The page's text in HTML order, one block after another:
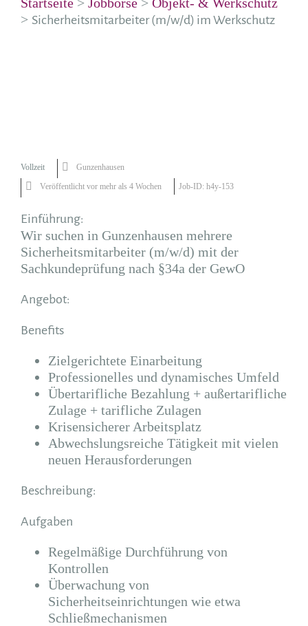
> Sicherheitsmitarbeiter (m/w/d) im Werkschutz
Vollzeit
Gunzenhausen
Veröffentlicht vor mehr als 4 Wochen
Job-ID: h4y-153
Einführung:
Wir suchen in Gunzenhausen mehrere
Sicherheitsmitarbeiter (m/w/d) mit der
Sachkundeprüfung nach §34a der GewO
Angebot:
Benefits
Zielgerichtete Einarbeitung
Professionelles und dynamisches Umfeld
Übertarifliche Bezahlung + außertarifliche
Zulage + tarifliche Zulagen
Krisensicherer Arbeitsplatz
Abwechslungsreiche Tätigkeit mit vielen
neuen Herausforderungen
Beschreibung:
Aufgaben
Regelmäßige Durchführung von
Kontrollen
Überwachung von
Sicherheitseinrichtungen wie etwa
Schließmechanismen